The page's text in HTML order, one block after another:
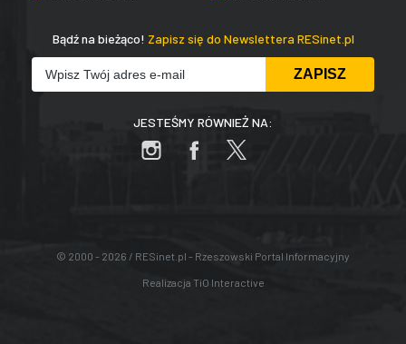
Bądź na bieżąco! Zapisz się do Newslettera RESinet.pl
JESTEŚMY RÓWNIEŻ NA:
© 2000 - 2026 / RESinet.pl - Rzeszowski Portal Informacyjny
Realizacja TiO Interactive